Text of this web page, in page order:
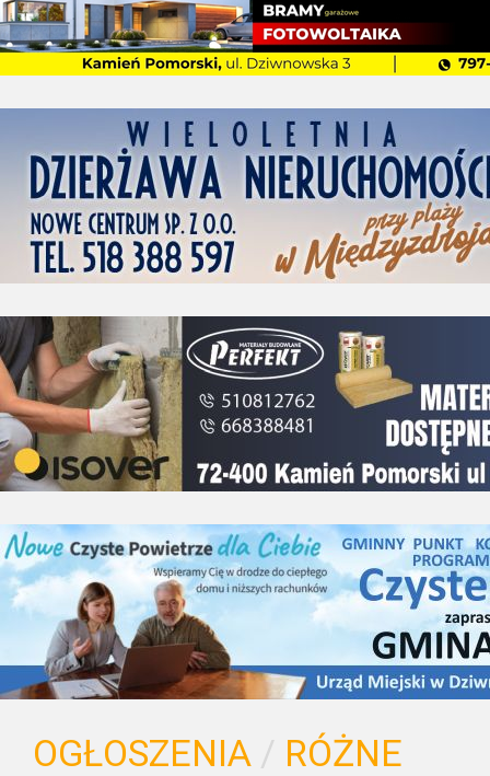
OGŁOSZENIA / RÓŻNE